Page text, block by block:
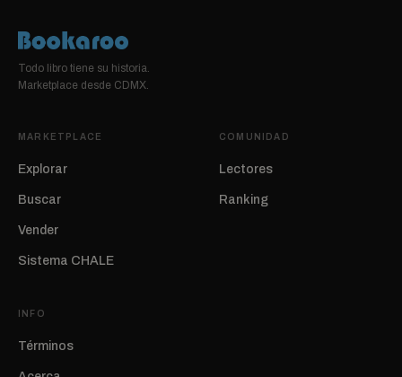
Todo libro tiene su historia.
Marketplace desde CDMX.
MARKETPLACE
Explorar
Buscar
Vender
Sistema CHALE
COMUNIDAD
Lectores
Ranking
INFO
Términos